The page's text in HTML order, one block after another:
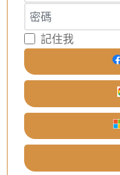
密碼
記住我